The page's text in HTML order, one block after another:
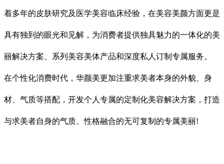
着多年的皮肤研究及医学美容临床经验，在美容美颜方面更是
具有独到的眼光和见解，为消费者提供独具魅力的一体化的美
丽解决方案、系列美容美体产品和深度私人订制专属服务。
在个性化消费时代，华颜美更加注重求美者本身的外貌、身
材、气质等搭配，开发个人专属的定制化美容解决方案，打造
与求美者自身的气质、性格融合的无可复制的专属美丽!